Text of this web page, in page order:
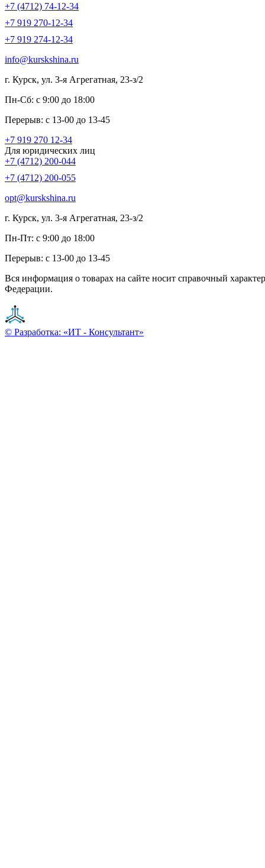
+7 (4712) 74-12-34
+7 919 270-12-34
+7 919 274-12-34
info@kurskshina.ru
г. Курск, ул. 3-я Агрегатная, 23-з/2
Пн-Сб: с 9:00 до 18:00
Перерыв: с 13-00 до 13-45
+7 919 270 12-34
Для юридических лиц
+7 (4712) 200-044
+7 (4712) 200-055
opt@kurskshina.ru
г. Курск, ул. 3-я Агрегатная, 23-з/2
Пн-Пт: с 9:00 до 18:00
Перерыв: с 13-00 до 13-45
Вся информация о товарах на сайте носит справочный
Федерации.
© Разработка: «ИТ - Консультант»